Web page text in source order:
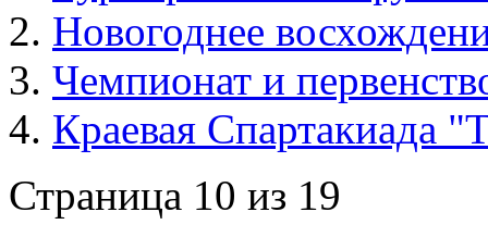
Новогоднее
Чемпионат и
Краевая Спартакиада
Страница 10 из 19